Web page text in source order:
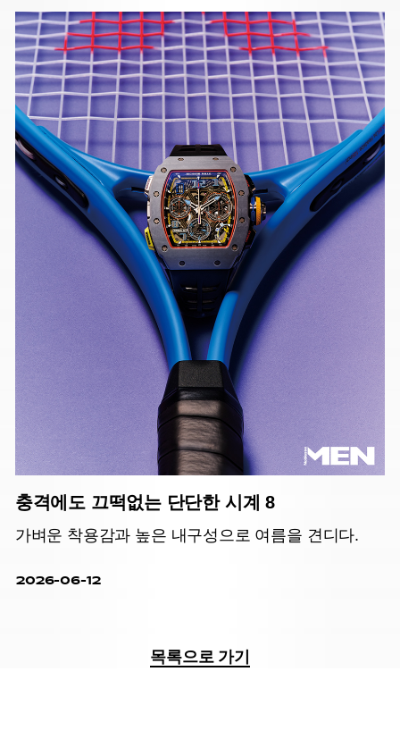
충격에도 끄떡없는 단단한 시계 8
가벼운 착용감과 높은 내구성으로 여름을 견디다.
2026-06-12
목록으로 가기